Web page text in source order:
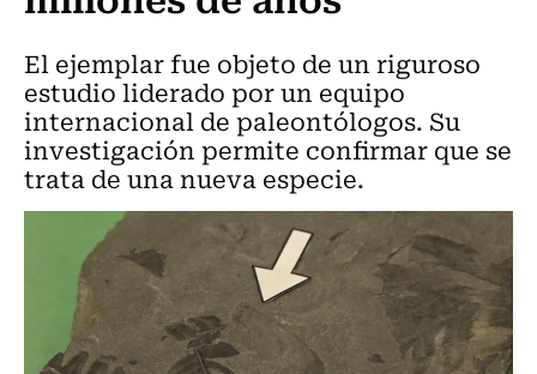
El ejemplar fue objeto de un riguroso
estudio liderado por un equipo
internacional de paleontólogos. Su
investigación permite confirmar que se
trata de una nueva especie.